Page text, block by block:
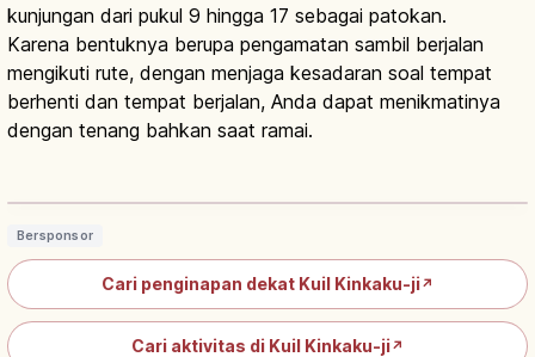
kunjungan dari pukul 9 hingga 17 sebagai patokan.
Karena bentuknya berupa pengamatan sambil berjalan
mengikuti rute, dengan menjaga kesadaran soal tempat
berhenti dan tempat berjalan, Anda dapat menikmatinya
dengan tenang bahkan saat ramai.
Kinkakuji Kyoto: Paviliun Emas, Kolam
Bersponsor
Cari penginapan dekat Kuil Kinkaku-ji↗
Cari aktivitas di Kuil Kinkaku-ji↗